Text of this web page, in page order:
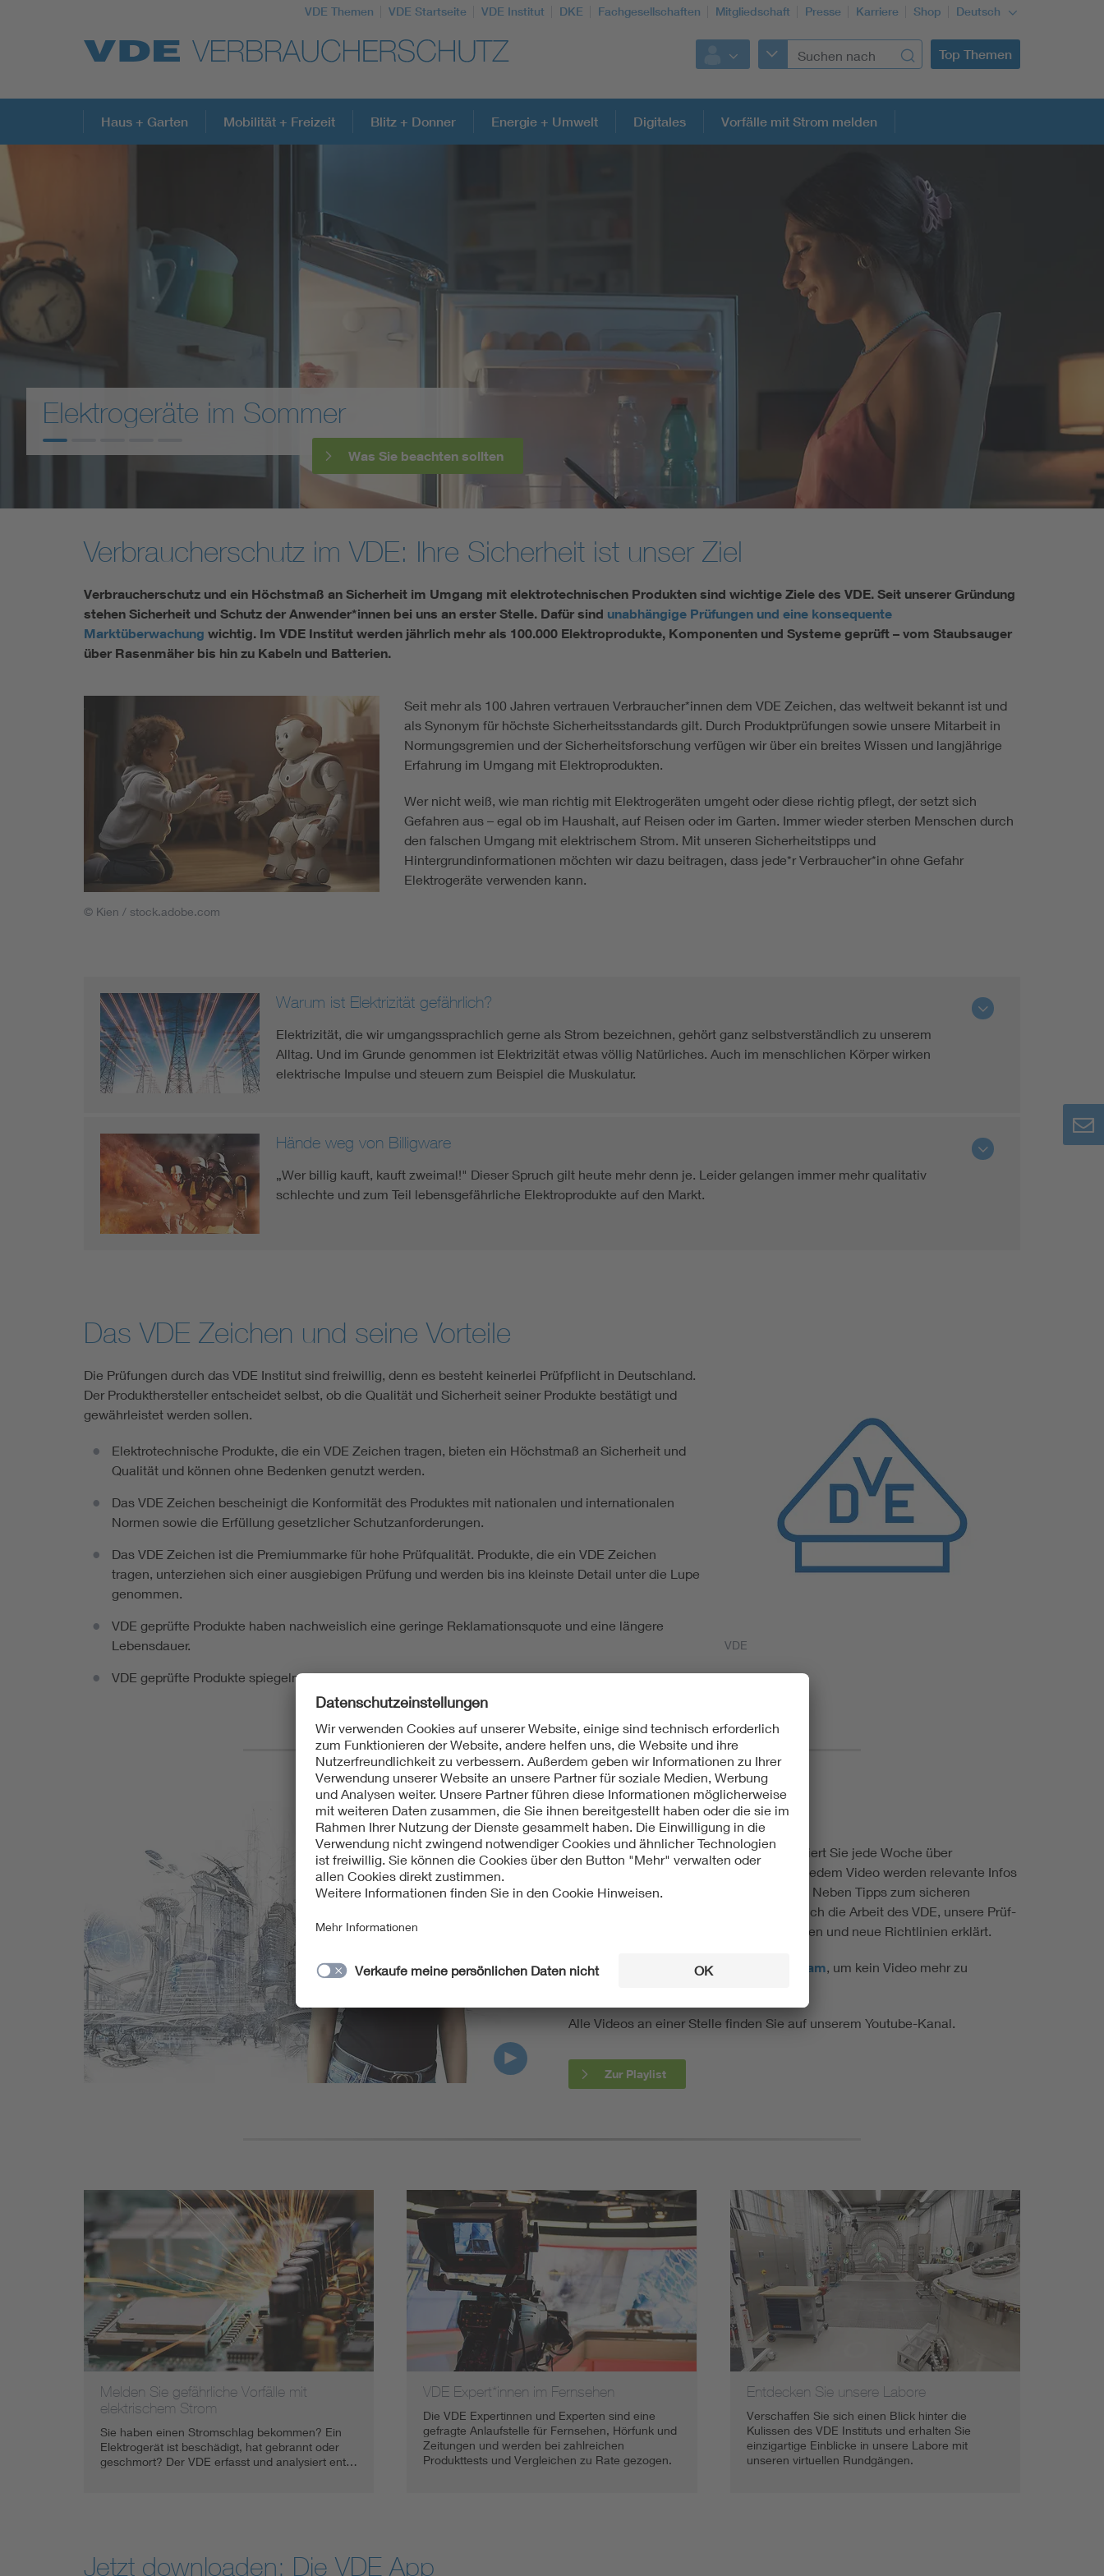
VDE Themen VDE Startseite VDE Institut DKE Fachgesellschaften Mitgliedschaft Presse Karriere Shop Deutsch
Top Themen
Top Themen
Haus + Garten Mobilität + Freizeit Blitz + Donner Energie + Umwelt Digitales Vorfälle mit Strom melden
Stromversorgung und Sicherheit auf Reisen
Jetzt informieren
Verbraucherschutz im VDE: Ihre Sicherheit ist unser Ziel
Verbraucherschutz und ein Höchstmaß an Sicherheit im Umgang mit elektrotechnischen Produkten sind wichtige Ziele des VDE. Seit unserer Gründung
stehen Sicherheit und Schutz der Anwender*innen bei uns an erster Stelle. Dafür sind unabhängige Prüfungen und eine konsequente
Marktüberwachung wichtig. Im VDE Institut werden jährlich mehr als 100.000 Elektroprodukte, Komponenten und Systeme geprüft – vom Staubsauger
über Rasenmäher bis hin zu Kabeln und Batterien.
© Kien / stock.adobe.com
Seit mehr als 100 Jahren vertrauen Verbraucher*innen dem VDE Zeichen, das weltweit bekannt ist und
als Synonym für höchste Sicherheitsstandards gilt. Durch Produktprüfungen sowie unsere Mitarbeit in
Normungsgremien und der Sicherheitsforschung verfügen wir über ein breites Wissen und langjährige
Erfahrung im Umgang mit Elektroprodukten.
Wer nicht weiß, wie man richtig mit Elektrogeräten umgeht oder diese richtig pflegt, der setzt sich
Gefahren aus – egal ob im Haushalt, auf Reisen oder im Garten. Immer wieder sterben Menschen durch
den falschen Umgang mit elektrischem Strom. Mit unseren Sicherheitstipps und
Hintergrundinformationen möchten wir dazu beitragen, dass jede*r Verbraucher*in ohne Gefahr
Elektrogeräte verwenden kann.
Warum ist Elektrizität gefährlich?
Elektrizität, die wir umgangssprachlich gerne als Strom bezeichnen, gehört ganz selbstverständlich zu unserem
Alltag. Und im Grunde genommen ist Elektrizität etwas völlig Natürliches. Auch im menschlichen Körper wirken
elektrische Impulse und steuern zum Beispiel die Muskulatur.
Hände weg von Billigware
„Wer billig kauft, kauft zweimal!" Dieser Spruch gilt heute mehr denn je. Leider gelangen immer mehr qualitativ
schlechte und zum Teil lebensgefährliche Elektroprodukte auf den Markt.
Das VDE Zeichen und seine Vorteile
VDE
Die Prüfungen durch das VDE Institut sind freiwillig, denn es besteht keinerlei Prüfpflicht in Deutschland.
Der Produkthersteller entscheidet selbst, ob die Qualität und Sicherheit seiner Produkte bestätigt und
gewährleistet werden sollen.
Elektrotechnische Produkte, die ein VDE Zeichen tragen, bieten ein Höchstmaß an Sicherheit und
Qualität und können ohne Bedenken genutzt werden.
Das VDE Zeichen bescheinigt die Konformität des Produktes mit nationalen und internationalen
Normen sowie die Erfüllung gesetzlicher Schutzanforderungen.
Das VDE Zeichen ist die Premiummarke für hohe Prüfqualität. Produkte, die ein VDE Zeichen
tragen, unterziehen sich einer ausgiebigen Prüfung und werden bis ins kleinste Detail unter die Lupe
genommen.
VDE geprüfte Produkte haben nachweislich eine geringe Reklamationsquote und eine längere
Lebensdauer.
VDE geprüfte Produkte spiegeln den jeweils aktuellen Stand der Technik wider.
VDE 60 seconds
Die VDE Videoreihe „60 seconds“ informiert Sie jede Woche über
verbraucherschutzrelevante Themen. In jedem Video werden relevante Infos
in unter einer Minute verständlich erklärt. Neben Tipps zum sicheren
Umgang mit Elektroprodukten werden auch die Arbeit des VDE, unsere Prüf-
und Zertifizierungsverfahren sowie Normen und neue Richtlinien erklärt.
Folgen Sie uns auf LinkedIn Instagram, um kein Video mehr zu
Alle Videos an einer Stelle finden Sie auf unserem Youtube-Kanal.
Zur Playlist
Melden Sie gefährliche Vorfälle mit
elektrischem Strom
Sie haben einen Stromschlag bekommen? Ein
Elektrogerät ist beschädigt, hat gebrannt oder
geschmort? Der VDE erfasst und analysiert ent…
VDE Expert*innen im Fernsehen
Die VDE Expertinnen und Experten sind eine
gefragte Anlaufstelle für Fernsehen, Hörfunk und
Zeitungen und werden bei zahlreichen
Produkttests und Vergleichen zu Rate gezogen.
Entdecken Sie unsere Labore
Verschaffen Sie sich einen Blick hinter die
Kulissen des VDE Instituts und erhalten Sie
einzigartige Einblicke in unsere Labore mit
unseren virtuellen Rundgängen.
Jetzt downloaden: Die VDE App